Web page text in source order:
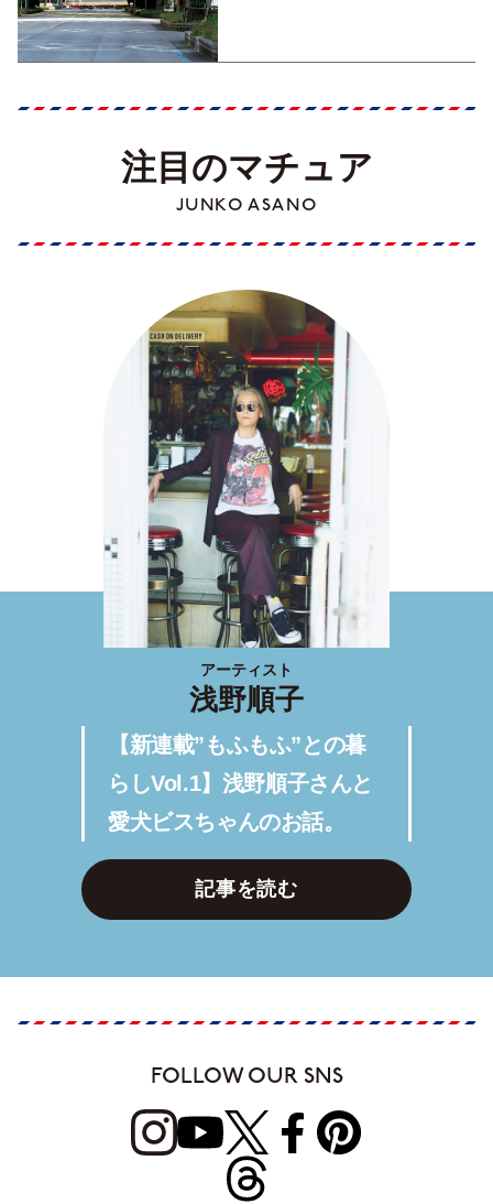
注目のマチュア
JUNKO ASANO
アーティスト
浅野順子
【新連載”もふもふ”との暮
らしVol.1】浅野順子さんと
愛犬ビスちゃんのお話。
記事を読む
FOLLOW OUR SNS